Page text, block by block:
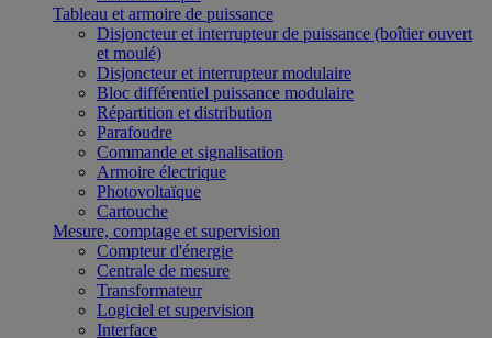
Tableau et armoire de puissance
Disjoncteur et interrupteur de puissance (boîtier ouvert
et moulé)
Disjoncteur et interrupteur modulaire
Bloc différentiel puissance modulaire
Répartition et distribution
Parafoudre
Commande et signalisation
Armoire électrique
Photovoltaïque
Cartouche
Mesure, comptage et supervision
Compteur d'énergie
Centrale de mesure
Transformateur
Logiciel et supervision
Interface